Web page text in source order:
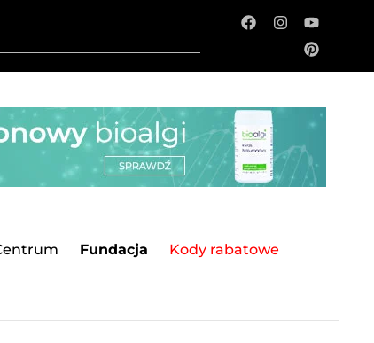
Fundacja Kody rabatowe